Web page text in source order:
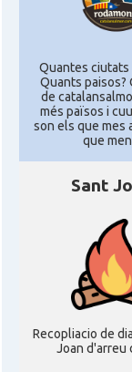
Quantes ciutats
Quants paisos?
de
més països i
son els que mes
que
Sant
Recopliacio de
Joan d'arreu